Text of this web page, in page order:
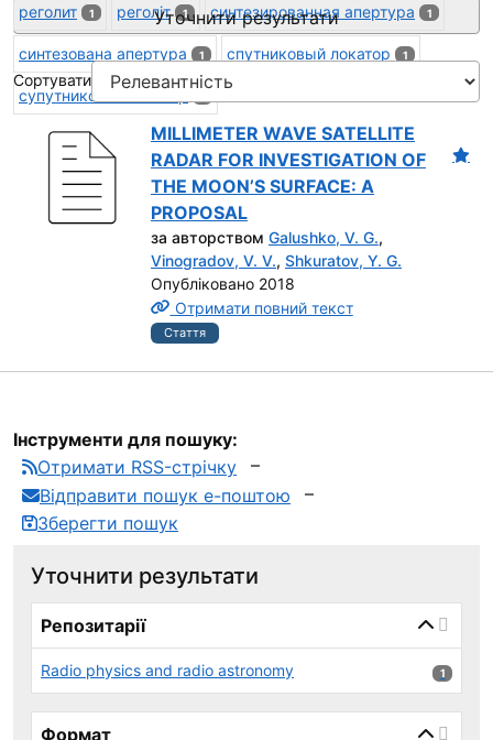
реголит 1 реголіт 1 синтезированная апертура 1
синтезована апертура 1 спутниковый локатор 1
супутниковий локатор
Уточнити результати
Сортувати
MILLIMETER WAVE SATELLITE
RADAR FOR INVESTIGATION OF
THE MOON’S SURFACE: A
PROPOSAL
за авторством Galushko, V. G.,
Vinogradov, V. V., Shkuratov, Y. G.
Опубліковано 2018
Отримати повний текст
Стаття
Інструменти для пошуку:
Отримати RSS-стрічку
Відправити пошук е-поштою
Зберегти пошук
Уточнити результати
Репозитарії
Radio physics and radio astronomy 1
1
Формат